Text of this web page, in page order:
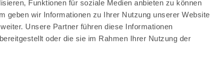
Funktionen für soziale Medien anbieten zu können
geben wir Informationen zu Ihrer Nutzung unserer Website
Unsere Partner führen diese Informationen
oder die sie im Rahmen Ihrer Nutzung der